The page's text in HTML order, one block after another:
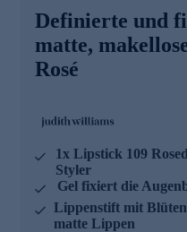
• Verleiht ein
• Unterstützt ein
Easy & Fast
Keine Lust auf
und hält sie den ganzen
ermöglicht einen
Ihnen spielend leicht,
formen.
Definierte und
matte,
Rosé
1x Lipstick 109
Styler
Gel fixiert die
Lippenstift mit
matte Lippen